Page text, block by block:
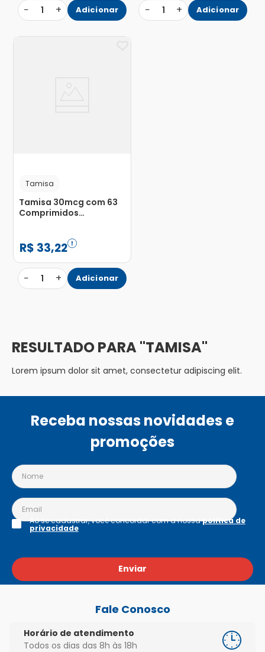
− 1 + Adicionar − 1 + Adicionar
Tamisa
Tamisa 30mcg com 63
Comprimidos
R$ 33,22
− 1 + Adicionar
TAMISA
Lorem ipsum dolor sit amet, consectetur adipiscing elit.
Receba nossas novidades e
promoções
Enviar
Ao se cadastrar, você concordar com a nossapolítica de
privacidade
Fale Conosco
Horário de atendimento
Todos os dias das 8h às 18h